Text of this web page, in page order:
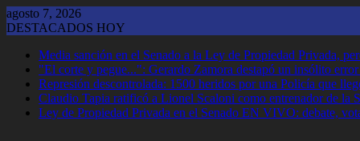
Saltar
al
agosto 7, 2026
DESTACADOS HOY
Media sanción en el Senado a la Ley de Propiedad Privada,
"El corte y pegue...": Gerardo Zamora destapó un insólito
Represión descontrolada: 1500 heridos por una Policía que
Claudio Tapia ratificó a Lionel Scaloni como entrenador de
Ley de Propiedad Privada en el Senado EN VIVO: debate,